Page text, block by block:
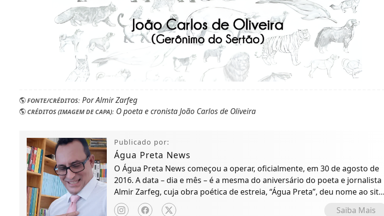
FONTE/CRÉDITOS: Por Almir Zarfeg
CRÉDITOS (IMAGEM DE CAPA): O poeta e cronista João Carlos de Oliveira
Publicado por:
Água Preta News
O Água Preta News começou a operar, oficialmente, em 30 de agosto de
2016. A data – dia e mês – é a mesma do aniversário do poeta e jornalista
Almir Zarfeg, cuja obra poética de estreia, “Água Preta”, deu nome ao site
de notícias e entretenimento.
Saiba Mais